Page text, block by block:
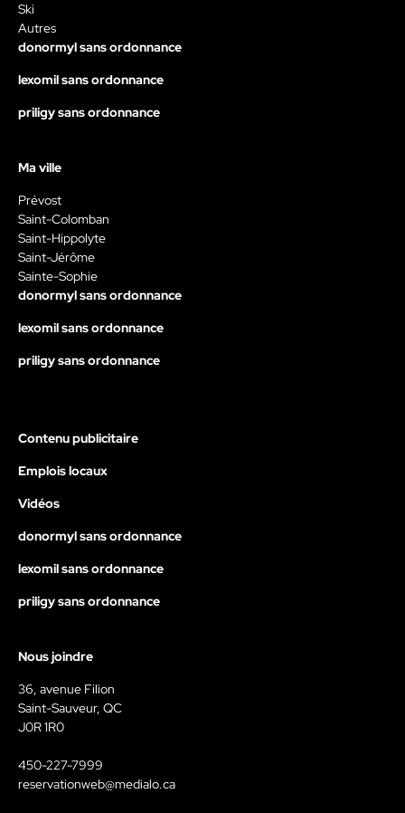
Ski
Autres
donormyl sans ordonnance
lexomil sans ordonnance
priligy sans ordonnance
Ma ville
Prévost
Saint-Colomban
Saint-Hippolyte
Saint-Jérôme
Sainte-Sophie
donormyl sans ordonnance
lexomil sans ordonnance
priligy sans ordonnance
Contenu publicitaire
Emplois locaux
Vidéos
donormyl sans ordonnance
lexomil sans ordonnance
priligy sans ordonnance
Nous joindre
36, avenue Filion
Saint-Sauveur, QC
J0R 1R0
450-227-7999
reservationweb@medialo.ca